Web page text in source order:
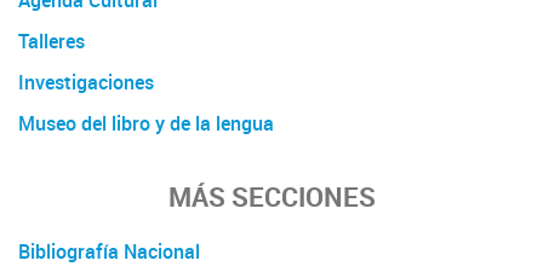
Talleres
Investigaciones
Museo del libro y de la lengua
MÁS SECCIONES
Bibliografía Nacional